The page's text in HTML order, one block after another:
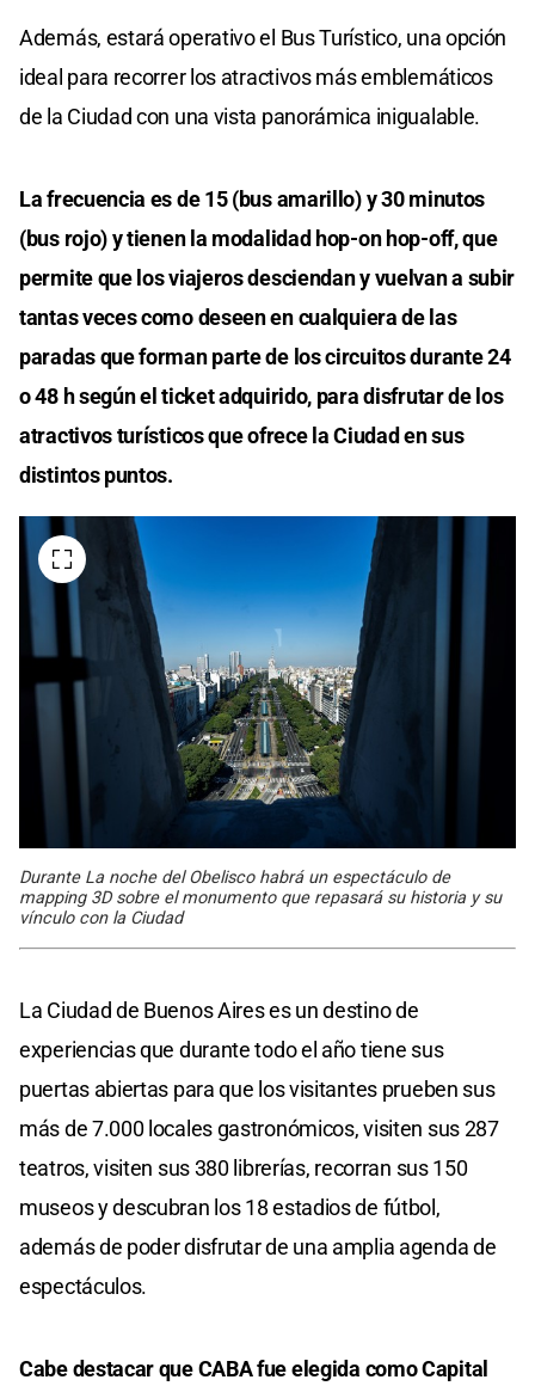
Además, estará operativo el Bus Turístico, una opción
ideal para recorrer los atractivos más emblemáticos
de la Ciudad con una vista panorámica inigualable.
La frecuencia es de 15 (bus amarillo) y 30 minutos
(bus rojo) y tienen la modalidad hop-on hop-off, que
permite que los viajeros desciendan y vuelvan a subir
tantas veces como deseen en cualquiera de las
paradas que forman parte de los circuitos durante 24
o 48 h según el ticket adquirido, para disfrutar de los
atractivos turísticos que ofrece la Ciudad en sus
distintos puntos.
Durante La noche del Obelisco habrá un espectáculo de
mapping 3D sobre el monumento que repasará su historia y su
vínculo con la Ciudad
La Ciudad de Buenos Aires es un destino de
experiencias que durante todo el año tiene sus
puertas abiertas para que los visitantes prueben sus
más de 7.000 locales gastronómicos, visiten sus 287
teatros, visiten sus 380 librerías, recorran sus 150
museos y descubran los 18 estadios de fútbol,
además de poder disfrutar de una amplia agenda de
espectáculos.
Cabe destacar que CABA fue elegida como Capital